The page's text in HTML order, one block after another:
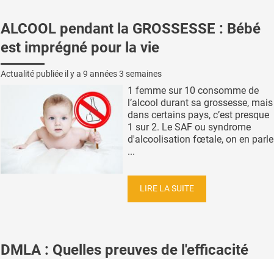
ALCOOL pendant la GROSSESSE : Bébé
est imprégné pour la vie
Actualité publiée il y a 9 années 3 semaines
1 femme sur 10 consomme de
l’alcool durant sa grossesse, mais
dans certains pays, c’est presque
1 sur 2. Le SAF ou syndrome
d'alcoolisation fœtale, on en parle
...
LIRE LA SUITE
DMLA : Quelles preuves de l'efficacité